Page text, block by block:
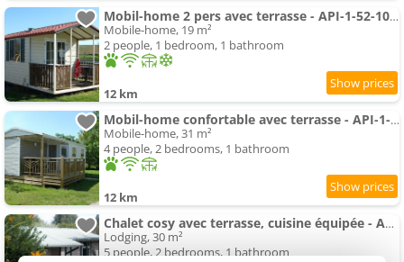
Mobil-home 2 pers avec terrasse - API-1-52-1054
Mobile-home, 19 m²
2 people, 1 bedroom, 1 bathroom
12 km
Mobil-home confortable avec terrasse - API-1-52-1059
Mobile-home, 31 m²
4 people, 2 bedrooms, 1 bathroom
12 km
Chalet cosy avec terrasse, cuisine équipée - API-1-52-1123
Lodging, 30 m²
5 people, 2 bedrooms, 1 bathroom